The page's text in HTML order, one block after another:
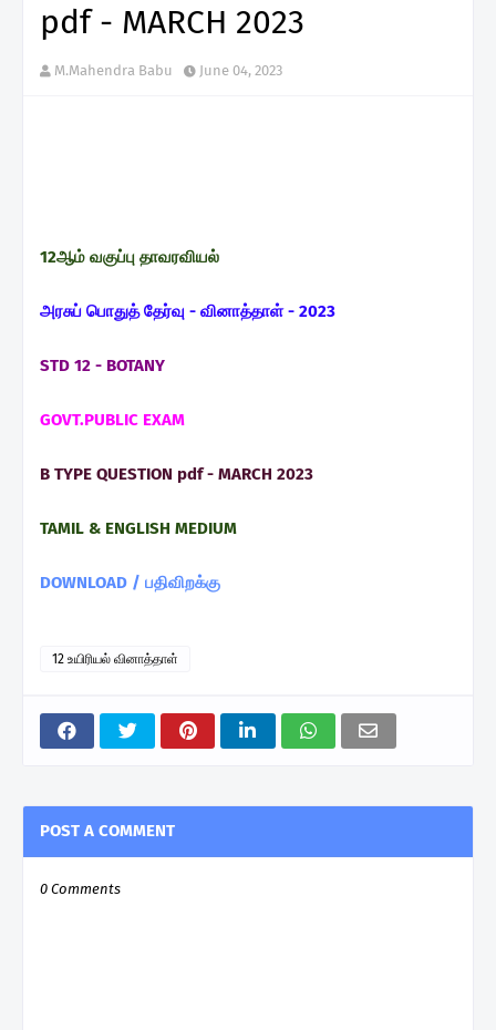
pdf - MARCH 2023
M.Mahendra Babu June 04, 2023
12ஆம் வகுப்பு தாவரவியல்
அரசுப் பொதுத் தேர்வு - வினாத்தாள் - 2023
STD 12 - BOTANY
GOVT.PUBLIC EXAM
B TYPE QUESTION pdf - MARCH 2023
TAMIL & ENGLISH MEDIUM
DOWNLOAD / பதிவிறக்கு
12 உயிரியல் வினாத்தாள்
POST A COMMENT
0 Comments